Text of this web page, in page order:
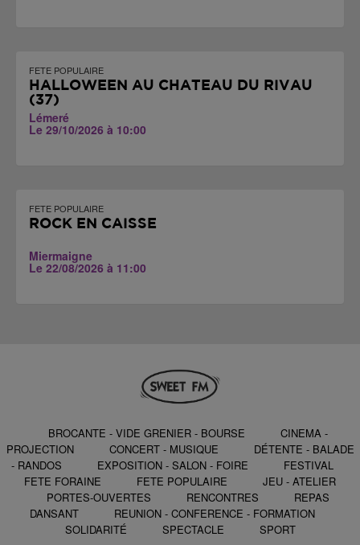
FETE POPULAIRE
HALLOWEEN AU CHÂTEAU DU RIVAU
(37)
Lémeré
Le 29/10/2026 à 10:00
FETE POPULAIRE
ROCK EN CAISSE
Miermaigne
Le 22/08/2026 à 11:00
BROCANTE - VIDE GRENIER - BOURSE
CINEMA -
PROJECTION
CONCERT - MUSIQUE
DÉTENTE - BALADE
- RANDOS
EXPOSITION - SALON - FOIRE
FESTIVAL
FETE FORAINE
FETE POPULAIRE
JEU - ATELIER
PORTES-OUVERTES
RENCONTRES
REPAS
DANSANT
REUNION - CONFERENCE - FORMATION
SOLIDARITÉ
SPECTACLE SPORT